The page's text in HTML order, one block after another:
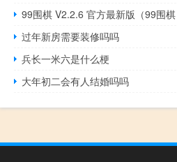
过年新房需要装修吗吗
兵长一米六是什么梗
大年初二会有人结婚吗吗